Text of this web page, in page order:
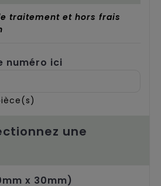
numéro ici
traitement et hors frais
une
x 30mm)